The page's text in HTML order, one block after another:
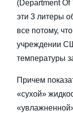
(Department Оf
эти 3 литеры
все потому,
учреждении
температуры
Причем
«сухой»